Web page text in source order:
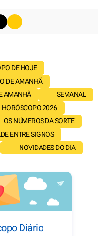
DE HOJE
DE AMANHÃ
AMANHÃ
SEMANAL
HORÓSCOPO 2026
OS NÚMEROS DA SORTE
ENTRE SIGNOS
NOVIDADES DO DIA
Diário